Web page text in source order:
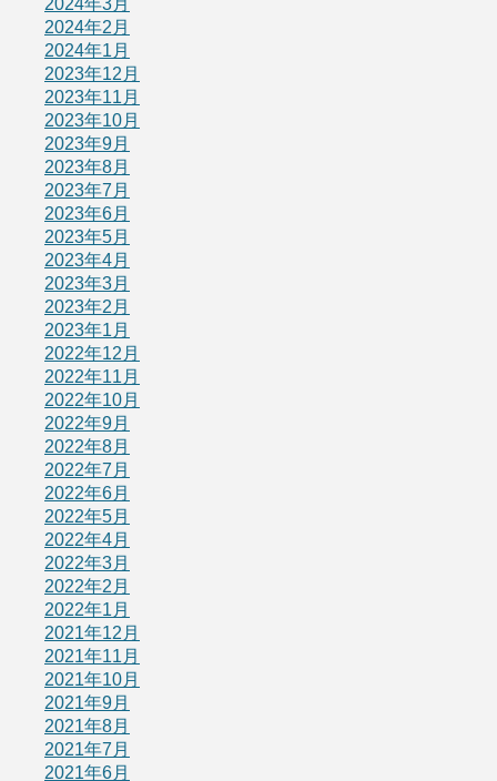
2024年3月
2024年2月
2024年1月
2023年12月
2023年11月
2023年10月
2023年9月
2023年8月
2023年7月
2023年6月
2023年5月
2023年4月
2023年3月
2023年2月
2023年1月
2022年12月
2022年11月
2022年10月
2022年9月
2022年8月
2022年7月
2022年6月
2022年5月
2022年4月
2022年3月
2022年2月
2022年1月
2021年12月
2021年11月
2021年10月
2021年9月
2021年8月
2021年7月
2021年6月